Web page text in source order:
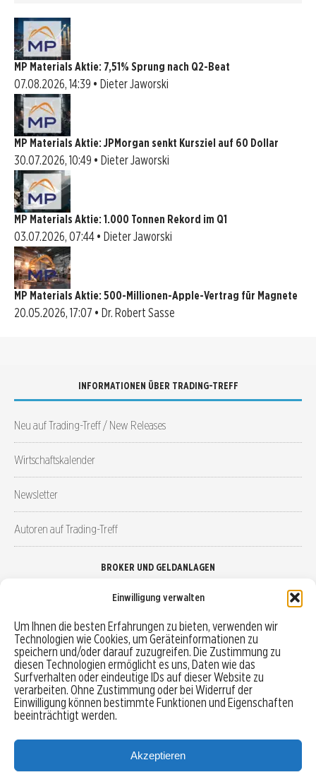
Einwilligung verwalten
Um Ihnen die besten Erfahrungen zu bieten, verwenden wir
Technologien wie Cookies, um Geräteinformationen zu
speichern und/oder darauf zuzugreifen. Die Zustimmung zu
diesen Technologien ermöglicht es uns, Daten wie das
Surfverhalten oder eindeutige IDs auf dieser Website zu
verarbeiten. Ohne Zustimmung oder bei Widerruf der
Einwilligung können bestimmte Funktionen und Eigenschaften
beeinträchtigt werden.
Akzeptieren
MP Materials Aktie: 7,51% Sprung nach Q2-Beat
07.08.2026, 14:39 • Dieter Jaworski
MP Materials Aktie: JPMorgan senkt Kursziel auf 60 Dollar
30.07.2026, 10:49 • Dieter Jaworski
MP Materials Aktie: 1.000 Tonnen Rekord im Q1
03.07.2026, 07:44 • Dieter Jaworski
MP Materials Aktie: 500-Millionen-Apple-Vertrag für Magnete
20.05.2026, 17:07 • Dr. Robert Sasse
INFORMATIONEN ÜBER TRADING-TREFF
Neu auf Trading-Treff / New Releases
Wirtschaftskalender
Newsletter
Autoren auf Trading-Treff
BROKER UND GELDANLAGEN
Robo-Advisor vergleichen
Depotvergleich
Festgeld vergleichen
Tagesgeld vergleichen